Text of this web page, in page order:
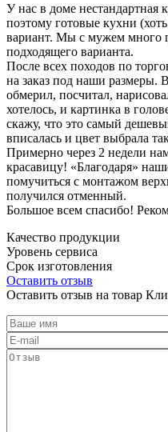
У нас в доме нестандартная
поэтому готовые кухни
вариант. Мы с мужем много
подходящего варианта.
После всех походов по
на заказ под наши размеры.
обмерил, посчитал,
хотелось, и картинка в
скажу, что это самый
вписалась и цвет выбрала
Примерно через 2 недели
красавицу! «Благодаря»
помучиться с монтажом
получился отменный.
Большое всем спасибо!
Качество продукции
Уровень сервиса
Срок изготовления
Оставить отзыв
Оставить отзыв на товар